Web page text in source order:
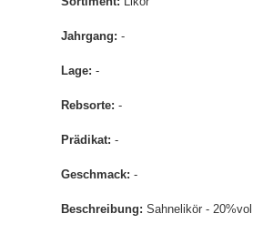
Jahrgang: -
Lage: -
Rebsorte: -
Prädikat: -
Geschmack: -
Beschreibung: Sahnelikör - 20%vol